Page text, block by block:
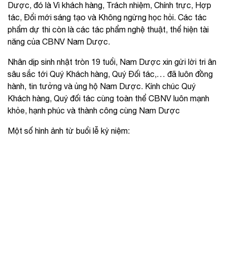
Dược, đó là Vì khách hàng, Trách nhiệm, Chính trực, Hợp
tác, Đổi mới sáng tạo và Không ngừng học hỏi. Các tác
phẩm dự thi còn là các tác phẩm nghệ thuật, thể hiện tài
năng của CBNV Nam Dược.
Nhân dịp sinh nhật tròn 19 tuổi, Nam Dược xin gửi lời tri ân
sâu sắc tới Quý Khách hàng, Quý Đối tác,… đã luôn đồng
hành, tin tưởng và ủng hộ Nam Dược. Kính chúc Quý
Khách hàng, Quý đối tác cùng toàn thể CBNV luôn mạnh
khỏe, hạnh phúc và thành công cùng Nam Dược
Một số hình ảnh từ buổi lễ kỷ niệm: